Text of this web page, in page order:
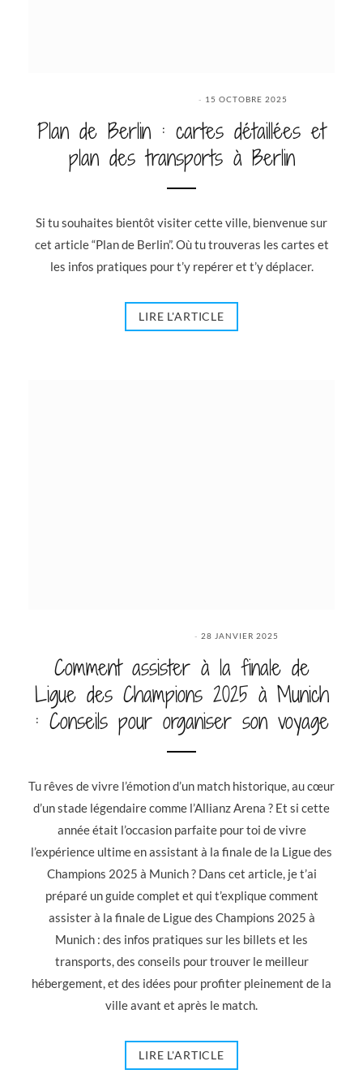
15 OCTOBRE 2025
Plan de Berlin : cartes détaillées et
plan des transports à Berlin
Si tu souhaites bientôt visiter cette ville, bienvenue sur
cet article “Plan de Berlin”. Où tu trouveras les cartes et
les infos pratiques pour t’y repérer et t’y déplacer.
LIRE L'ARTICLE
28 JANVIER 2025
Comment assister à la finale de
Ligue des Champions 2025 à Munich
: Conseils pour organiser son voyage
Tu rêves de vivre l’émotion d’un match historique, au cœur
d’un stade légendaire comme l’Allianz Arena ? Et si cette
année était l’occasion parfaite pour toi de vivre
l’expérience ultime en assistant à la finale de la Ligue des
Champions 2025 à Munich ? Dans cet article, je t’ai
préparé un guide complet et qui t’explique comment
assister à la finale de Ligue des Champions 2025 à
Munich : des infos pratiques sur les billets et les
transports, des conseils pour trouver le meilleur
hébergement, et des idées pour profiter pleinement de la
ville avant et après le match.
LIRE L'ARTICLE